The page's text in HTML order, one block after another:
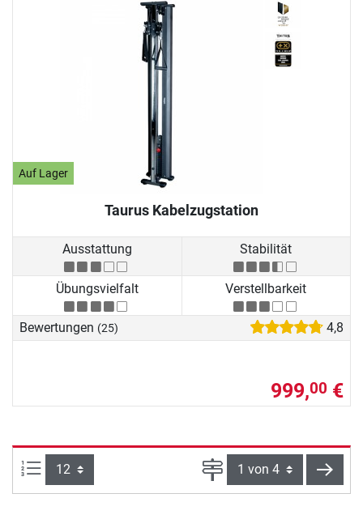
Auf Lager
Taurus Kabelzugstation
Ausstattung Stabilität
Übungsvielfalt Verstellbarkeit
Bewertungen (25) 4,8
999,00 €
Artikel pro Seite: Seite